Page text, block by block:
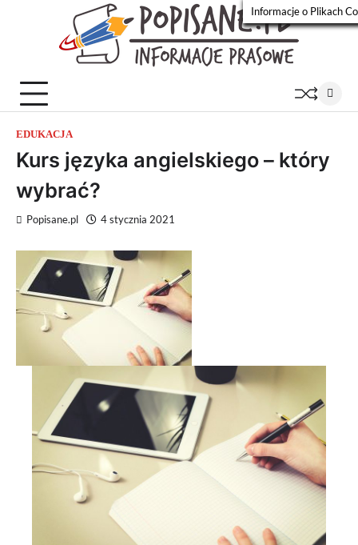
EDUKACJA
Kurs języka angielskiego – który
wybrać?
Popisane.pl 4 stycznia 2021
Informacje o Plikach